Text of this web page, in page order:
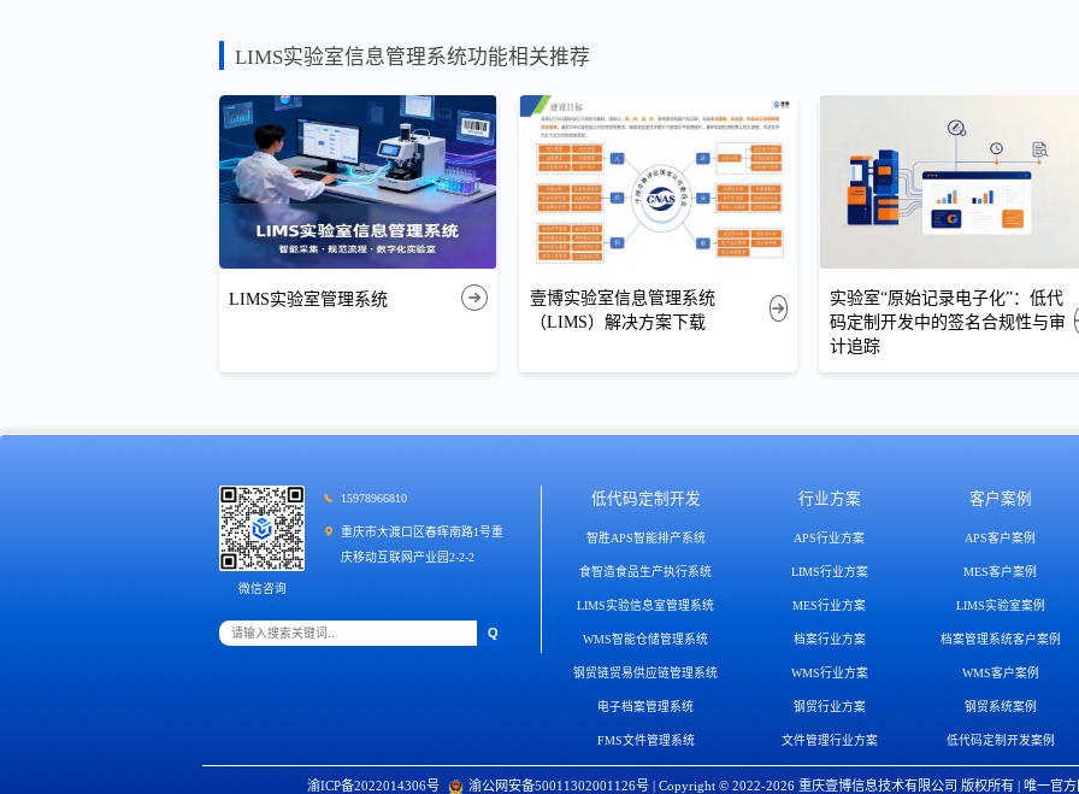
LIMS实验室信息管理系统功能相关推荐
LIMS实验室管理系统
壹博实验室信息管理系统
（LIMS）解决方案下载
实验室“原始记录电子化”：低代
码定制开发中的签名合规性与审
计追踪
微信咨询
15978966810
重庆市大渡口区春晖南路1号重
庆移动互联网产业园2-2-2
低代码定制开发
智胜APS智能排产系统
食智造食品生产执行系统
LIMS实验信息室管理系统
WMS智能仓储管理系统
钢贸链贸易供应链管理系统
电子档案管理系统
FMS文件管理系统
行业方案
APS行业方案
LIMS行业方案
MES行业方案
档案行业方案
WMS行业方案
钢贸行业方案
文件管理行业方案
客户案例
APS客户案例
MES客户案例
LIMS实验室案例
档案管理系统客户案例
WMS客户案例
钢贸系统案例
低代码定制开发案例
渝ICP备2022014306号 渝公网安备50011302001126号| Copyright © 2022-2026 重庆壹博信息技术有限公司 版权所有 | 唯一官方